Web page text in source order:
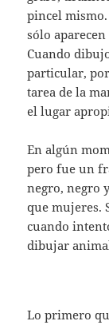
pincel mismo.
sólo
Cuando
particular,
tarea de la
el lugar
En algún
pero fue un
negro, negro
que mujeres.
cuando
dibujar
Lo primero